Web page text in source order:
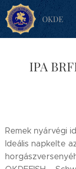
OKDE
IPA
Remek nyárvégi
Ideális napkelte